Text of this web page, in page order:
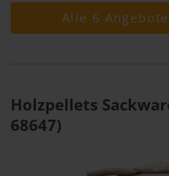
Alle 6
Holzpellets
68647)